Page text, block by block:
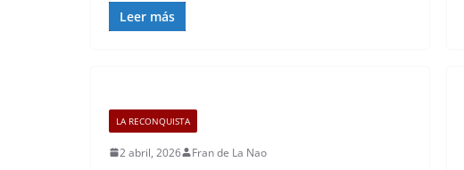
Leer más
LA RECONQUISTA
2 abril, 2026 Fran de La Nao